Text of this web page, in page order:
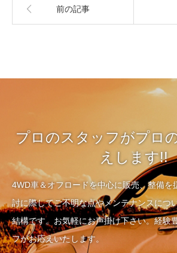
前の記事
プロのスタッフがプロ
えします!!
4WD車＆オフロードを中心に販売、整備を
討に際してご不明な点やメンテナンスにつ
結構です。お気軽にお声掛け下さい。経験
フがお応えいたします。